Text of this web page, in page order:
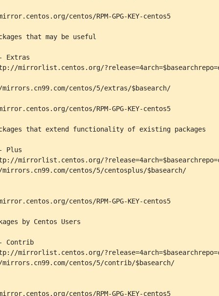
centos/RPM-GPG-KEY-centos5
that may be useful
- Extras
mirrorlist.centos.org/
centos/5/extras/$basearch/
centos/RPM-GPG-KEY-centos5
that extend functionality of existing packages
- Plus
mirrorlist.centos.org/
centos/5/centosplus/$basearch/
centos/RPM-GPG-KEY-centos5
by Centos Users
- Contrib
mirrorlist.centos.org/
centos/5/contrib/$basearch/